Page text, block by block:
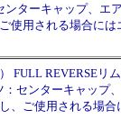
ターキャップ、
使用される場合に
FULL REVERSEリム
：センターキャッ
、ご使用される場合